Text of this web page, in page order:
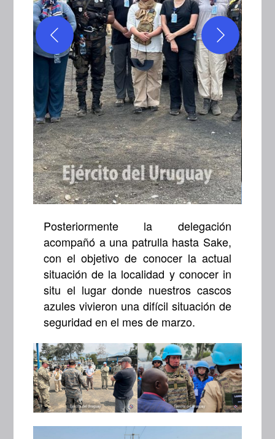
Posteriormente la delegación
acompañó a una patrulla hasta Sake,
con el objetivo de conocer la actual
situación de la localidad y conocer in
situ el lugar donde nuestros cascos
azules vivieron una difícil situación de
seguridad en el mes de marzo.